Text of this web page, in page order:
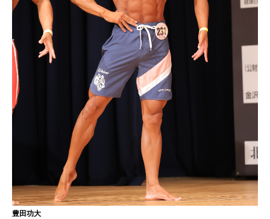
豊田功大